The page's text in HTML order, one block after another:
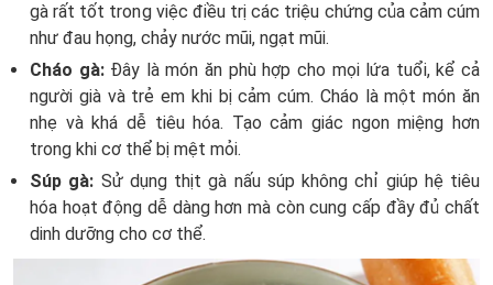
gà rất tốt trong việc điều trị các triệu chứng của cảm cúm
như đau họng, chảy nước mũi, ngạt mũi.
Cháo gà:Đây là món ăn phù hợp cho mọi lứa tuổi, kể cả
người già và trẻ em khi bị cảm cúm. Cháo là một món ăn
nhẹ và khá dễ tiêu hóa. Tạo cảm giác ngon miệng hơn
trong khi cơ thể bị mệt mỏi.
Súp gà: Sử dụng thịt gà nấu súp không chỉ giúp hệ tiêu
hóa hoạt động dễ dàng hơn mà còn cung cấp đầy đủ chất
dinh dưỡng cho cơ thể.